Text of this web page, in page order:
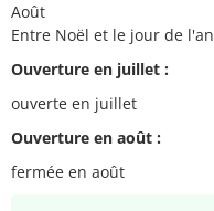
Août
Entre Noël et le jour de l'an
Ouverture en juillet :
ouverte en juillet
Ouverture en août :
fermée en août